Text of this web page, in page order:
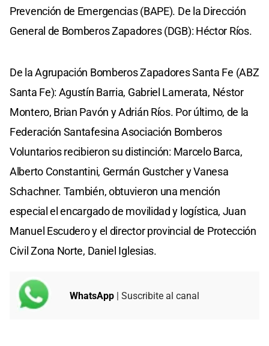
Prevención de Emergencias (BAPE). De la Dirección
General de Bomberos Zapadores (DGB): Héctor Ríos.
De la Agrupación Bomberos Zapadores Santa Fe (ABZ
Santa Fe): Agustín Barria, Gabriel Lamerata, Néstor
Montero, Brian Pavón y Adrián Ríos. Por último, de la
Federación Santafesina Asociación Bomberos
Voluntarios recibieron su distinción: Marcelo Barca,
Alberto Constantini, Germán Gustcher y Vanesa
Schachner. También, obtuvieron una mención
especial el encargado de movilidad y logística, Juan
Manuel Escudero y el director provincial de Protección
Civil Zona Norte, Daniel Iglesias.
WhatsApp | Suscribite al canal